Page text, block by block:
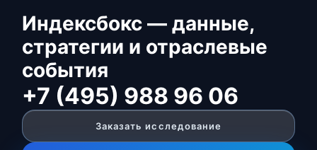
Индексбокс — данные,
стратегии и отраслевые
события
+7 (495) 988 96 06
Заказать исследование